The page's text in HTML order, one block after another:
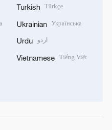
Turkish Türkçe
Ukrainian Українська
Urdu اردو
Vietnamese Tiếng Việt